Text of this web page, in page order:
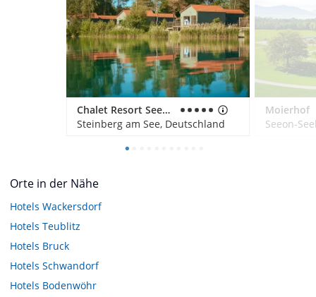
Chalet Resort Seenland
Steinberg am See, Deutschland
Moierhof
Seeon-
Orte in der Nähe
Hotels Wackersdorf
Hotels Teublitz
Hotels Bruck
Hotels Schwandorf
Hotels Bodenwöhr